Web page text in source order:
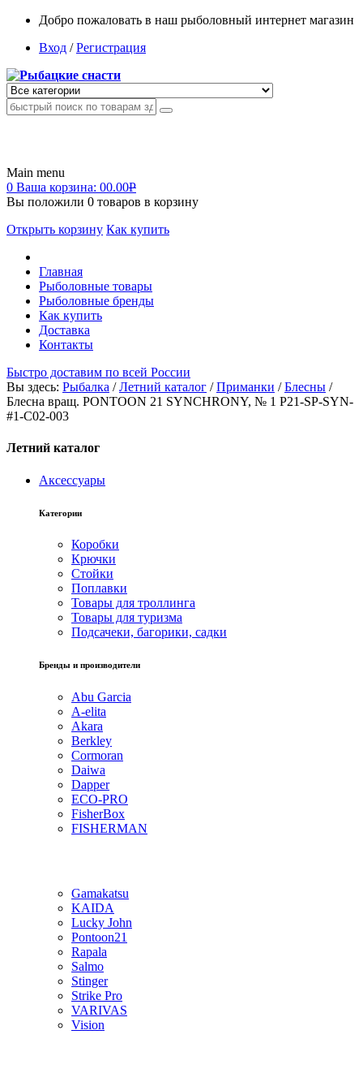
Добро пожаловать в наш рыболовный интернет магазин
Вход /Регистрация
Main menu
0 Ваша корзина: 00.00Р
Вы положили 0 товаров в корзину
Открыть корзину Как купить
Главная
Рыболовные товары
Рыболовные бренды
Как купить
Доставка
Контакты
Быстро доставим по всей России
Вы здесь: Рыбалка /Летний каталог /Приманки /Блесны /
Блесна вращ. PONTOON 21 SYNCHRONY, № 1 P21-SP-SYN-
#1-C02-003
Летний каталог
Аксессуары
Категории
Коробки
Крючки
Стойки
Поплавки
Товары для троллинга
Товары для туризма
Подсачеки, багорики, садки
Бренды и производители
Abu Garcia
A-elita
Akara
Berkley
Cormoran
Daiwa
Dapper
ECO-PRO
FisherBox
FISHERMAN
Gamakatsu
KAIDA
Lucky John
Pontoon21
Rapala
Salmo
Stinger
Strike Pro
VARIVAS
Vision